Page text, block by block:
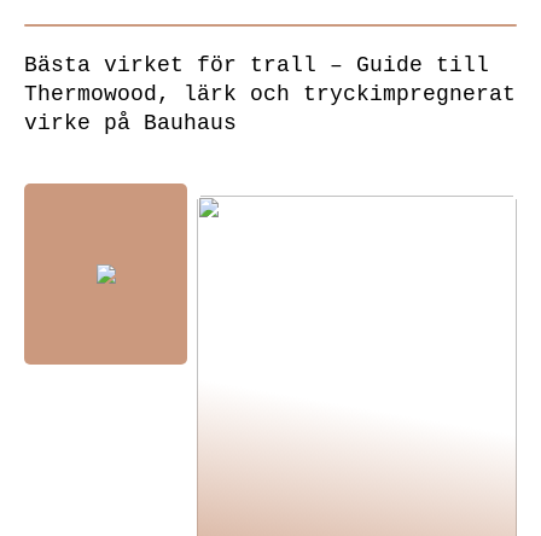
Bästa virket för trall – Guide till
Thermowood, lärk och tryckimpregnerat
virke på Bauhaus